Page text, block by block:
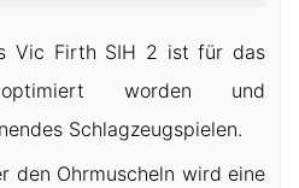
Vic Firth SIH 2 ist für das
optimiert worden und
Schlagzeugspielen.
den Ohrmuscheln wird eine